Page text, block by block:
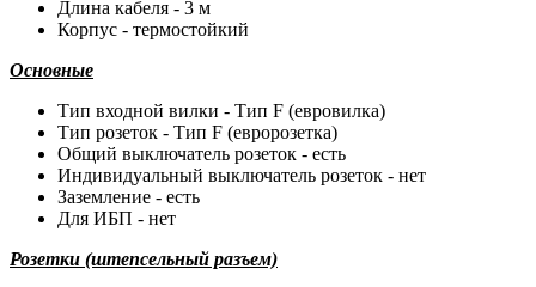
Длина кабеля - 3 м
Корпус - термостойкий
Основные
Тип входной вилки - Тип F (евровилка)
Тип розеток - Тип F (евророзетка)
Общий выключатель розеток - есть
Индивидуальный выключатель розеток - нет
Заземление - есть
Для ИБП - нет
Розетки (штепсельный разъем)